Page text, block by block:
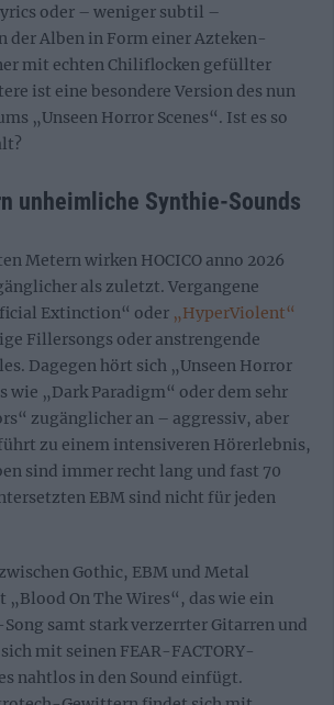
oder – weniger subtil –
der Alben in Form einer Azteken-
mit echten Chiliflocken gefüllter
ist eine besondere Version des nun
„Unseen Horror Scenes“. Ist es so
unheimliche Synthie-Sounds
Metern wirken HOCICO anno 2026
als zuletzt. Vergangene
Extinction“ oder „HyperViolent“
Fillersongs oder anstrengende
Dagegen hört sich „Unseen Horror
wie „Dark Paradigm“ oder dem sehr
zugänglicher an – aggressiv, aber
zu einem intensiveren Hörerlebnis,
sind immer recht lang und fast 70
EBM sind nicht für jeden
Gothic, EBM und Metal
On The Wires“, das wie ein
samt stark verzerrter Gitarren und
mit seinen FEAR-FACTORY-
nahtlos in den Sound einfügt.